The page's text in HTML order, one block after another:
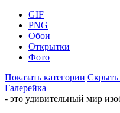
GIF
PNG
Обои
Открытки
Фото
Показать категории Скрыть
Галерейка
- это удивительный мир